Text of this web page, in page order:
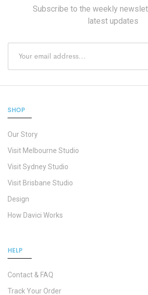
Subscribe to the weekly
latest updates
SHOP
Our Story
Visit Melbourne Studio
Visit Sydney Studio
Visit Brisbane Studio
Design
How Davici Works
HELP
Contact & FAQ
Track Your Order